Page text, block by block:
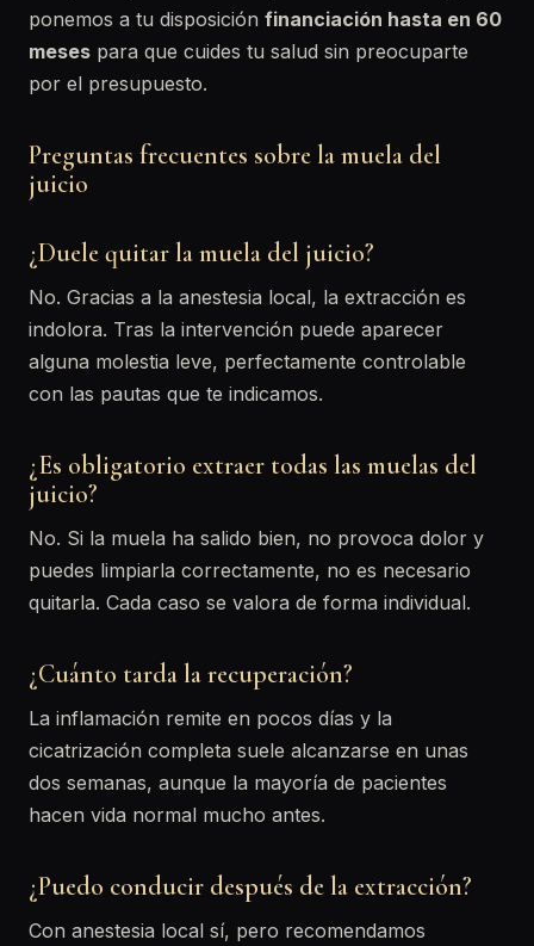
ponemos a tu disposición financiación hasta en 60
meses para que cuides tu salud sin preocuparte
por el presupuesto.
Preguntas frecuentes sobre la muela del
juicio
¿Duele quitar la muela del juicio?
No. Gracias a la anestesia local, la extracción es
indolora. Tras la intervención puede aparecer
alguna molestia leve, perfectamente controlable
con las pautas que te indicamos.
¿Es obligatorio extraer todas las muelas del
juicio?
No. Si la muela ha salido bien, no provoca dolor y
puedes limpiarla correctamente, no es necesario
quitarla. Cada caso se valora de forma individual.
¿Cuánto tarda la recuperación?
La inflamación remite en pocos días y la
cicatrización completa suele alcanzarse en unas
dos semanas, aunque la mayoría de pacientes
hacen vida normal mucho antes.
¿Puedo conducir después de la extracción?
Con anestesia local sí, pero recomendamos